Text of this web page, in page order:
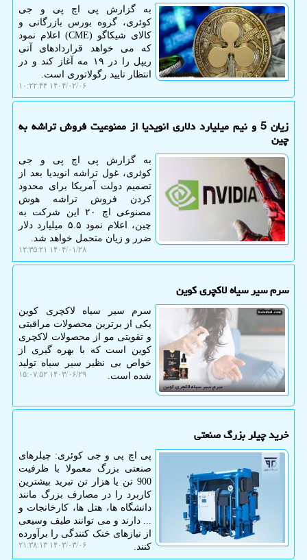
به گزارش پی اچ پی و جی
کوئری، گروه بورس بازرگانی و
کالای شیکاگو (CME) اعلام نمود
که می خواهد قراردادهای آتی
ریپل را در ۱۹ مه آغاز کند و در
انتظار تایید رگولاتوری است.
۱۴۰۴/۰۲/۰۶ ۱۰:۲۲:۴۴
زیان 5 و نیم میلیارد دلاری انویدیا از ممنوعیت فروش تراشه به
چین
به گزارش پی اچ پی و جی
کوئری، غول تراشه انویدیا بعد از
تصمیم دولت آمریکا برای محدود
کردن فروش تراشه هوش
مصنوعی اچ ۲۰ این شرکت به
چین، اعلام نمود ۵.۵ میلیارد دلار
ضرر و زیان متحمل خواهد شد.
۱۴۰۴/۰۱/۲۸ ۱۲:۳۵:۲۱
سرم سیر سیاه لاکچری کوین
سرم سیر سیاه لاکچری کوین
یکی از برترین محصولات مراقبتی
و تقویتی مو از محصولات لاکچری
کوین است که با بهره‌ گیری از
خواص بی ‌نظیر سیر سیاه تولید
شده است.
۱۴۰۳/۰۶/۲۹ ۱۵:۰۷:۵۲
خرید چیلر بزرگ صنعتی
پی اچ پی و جی کوئری: چیلرهای
صنعتی بزرگ معمولا با ظرفیت
900 تن یا هزار تن تبرید بیشترین
کاربرد را در مصارف بزرگ مانند
دانشگاه ها، هتل ها، کارخانجات و
... دارند و می توانند طیف وسیعی
از نیازهای خنک کنندگی را برآورده
کنند.
۱۴۰۳/۰۳/۰۶ ۲۱:۳۸:۱۳